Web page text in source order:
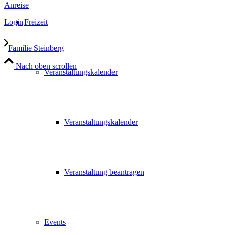
Freizeit
Veranstaltungskalender
Veranstaltungskalender
Veranstaltung beantragen
Events
Anreise
Login
Familie Steinberg
Nach oben scrollen